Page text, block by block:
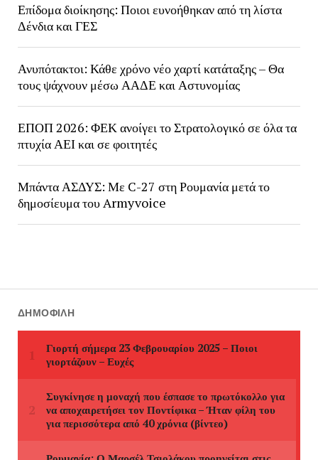
Επίδομα διοίκησης: Ποιοι ευνοήθηκαν από τη λίστα
Δένδια και ΓΕΣ
Ανυπότακτοι: Κάθε χρόνο νέο χαρτί κατάταξης – Θα
τους ψάχνουν μέσω ΑΑΔΕ και Αστυνομίας
ΕΠΟΠ 2026: ΦΕΚ ανοίγει το Στρατολογικό σε όλα τα
πτυχία ΑΕΙ και σε φοιτητές
Μπάντα ΑΣΔΥΣ: Με C-27 στη Ρουμανία μετά το
δημοσίευμα του Armyvoice
ΔΗΜΟΦΙΛΉ